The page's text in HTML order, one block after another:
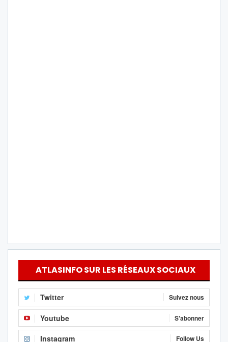
ATLASINFO SUR LES RÉSEAUX SOCIAUX
Twitter Suivez nous
Youtube S'abonner
Instagram Follow Us